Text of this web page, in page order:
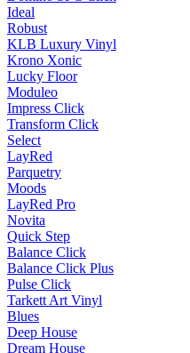
Ideal
Robust
KLB Luxury Vinyl
Krono Xonic
Lucky Floor
Moduleo
Impress Click
Transform Click
Select
LayRed
Parquetry
Moods
LayRed Pro
Novita
Quick Step
Balance Click
Balance Click Plus
Pulse Click
Tarkett Art Vinyl
Blues
Deep House
Dream House